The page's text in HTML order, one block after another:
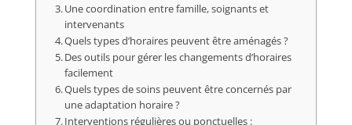
Une coordination entre famille, soignants et
intervenants
Quels types d’horaires peuvent être aménagés ?
Des outils pour gérer les changements d’horaires
facilement
Quels types de soins peuvent être concernés par
une adaptation horaire ?
Interventions régulières ou ponctuelles :